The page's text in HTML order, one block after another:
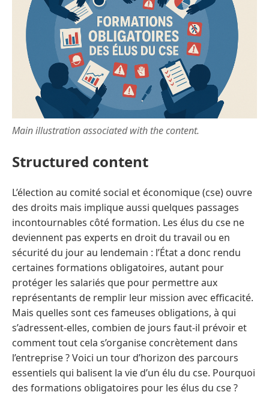
Main illustration associated with the content.
Structured content
L’élection au comité social et économique (cse) ouvre
des droits mais implique aussi quelques passages
incontournables côté formation. Les élus du cse ne
deviennent pas experts en droit du travail ou en
sécurité du jour au lendemain : l’État a donc rendu
certaines formations obligatoires, autant pour
protéger les salariés que pour permettre aux
représentants de remplir leur mission avec efficacité.
Mais quelles sont ces fameuses obligations, à qui
s’adressent-elles, combien de jours faut-il prévoir et
comment tout cela s’organise concrètement dans
l’entreprise ? Voici un tour d’horizon des parcours
essentiels qui balisent la vie d’un élu du cse. Pourquoi
des formations obligatoires pour les élus du cse ?